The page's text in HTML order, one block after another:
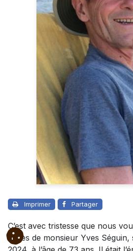
Imprimer Partager
C’est avec tristesse que nous
décès de monsieur Yves